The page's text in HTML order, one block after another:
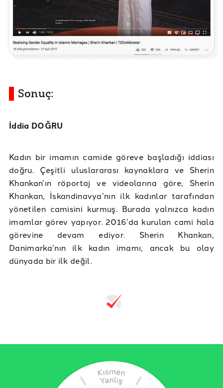
Sonuç:
İddia DOĞRU
Kadın bir imamın camide göreve başladığı iddiası
doğru. Çeşitli uluslararası kaynaklara ve Sherin
Khankan’ın röportaj ve videolarına göre, Sherin
Khankan, İskandinavya’nın ilk kadınlar tarafından
yönetilen camisini kurmuş. Burada yalnızca kadın
imamlar görev yapıyor. 2016’da kurulan cami hala
görevine devam ediyor. Sherin Khankan,
Danimarka’nın ilk kadın imamı, ancak bu olay
dünyada bir ilk değil.